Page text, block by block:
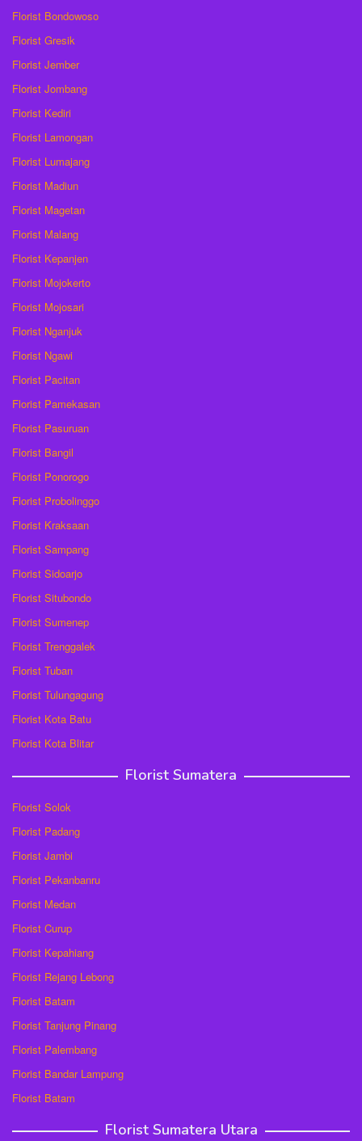
Florist Bondowoso
Florist Gresik
Florist Jember
Florist Jombang
Florist Kediri
Florist Lamongan
Florist Lumajang
Florist Madiun
Florist Magetan
Florist Malang
Florist Kepanjen
Florist Mojokerto
Florist Mojosari
Florist Nganjuk
Florist Ngawi
Florist Pacitan
Florist Pamekasan
Florist Pasuruan
Florist Bangil
Florist Ponorogo
Florist Probolinggo
Florist Kraksaan
Florist Sampang
Florist Sidoarjo
Florist Situbondo
Florist Sumenep
Florist Trenggalek
Florist Tuban
Florist Tulungagung
Florist Kota Batu
Florist Kota Blitar
Florist Sumatera
Florist Solok
Florist Padang
Florist Jambi
Florist Pekanbanru
Florist Medan
Florist Curup
Florist Kepahiang
Florist Rejang Lebong
Florist Batam
Florist Tanjung Pinang
Florist Palembang
Florist Bandar Lampung
Florist Batam
Florist Sumatera Utara